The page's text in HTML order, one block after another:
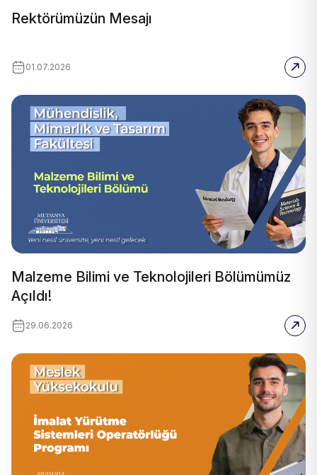
Rektörümüzün Mesajı
01.07.2026
Malzeme Bilimi ve Teknolojileri Bölümümüz
Açıldı!
29.06.2026